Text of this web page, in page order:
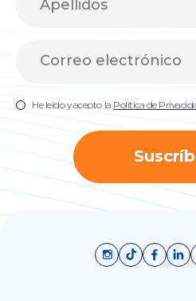
He leído y acepto la Política de